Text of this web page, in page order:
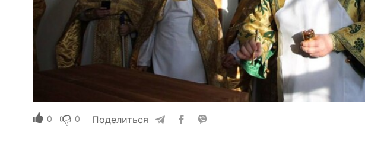
0 0 Поделиться